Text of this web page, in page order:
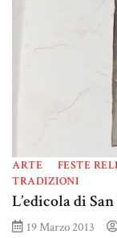
ARTE FESTE
TRADIZIONI
L’edicola di
19 Marzo 2013